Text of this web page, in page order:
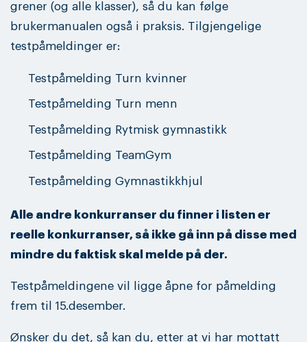
grener (og alle klasser), så du kan følge
brukermanualen også i praksis. Tilgjengelige
testpåmeldinger er:
Testpåmelding Turn kvinner
Testpåmelding Turn menn
Testpåmelding Rytmisk gymnastikk
Testpåmelding TeamGym
Testpåmelding Gymnastikkhjul
Alle andre konkurranser du finner i listen er
reelle konkurranser, så ikke gå inn på disse med
mindre du faktisk skal melde på der.
Testpåmeldingene vil ligge åpne for påmelding
frem til 15.desember.
Ønsker du det, så kan du, etter at vi har mottatt